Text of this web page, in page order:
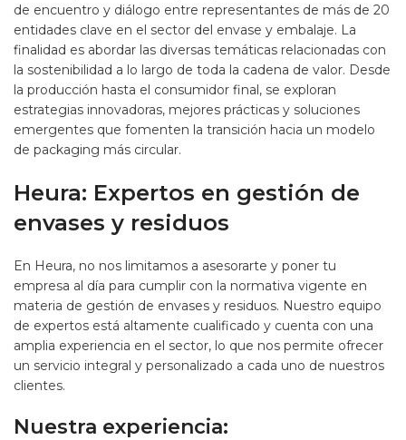
de encuentro y diálogo entre representantes de más de 20
entidades clave en el sector del envase y embalaje. La
finalidad es abordar las diversas temáticas relacionadas con
la sostenibilidad a lo largo de toda la cadena de valor. Desde
la producción hasta el consumidor final, se exploran
estrategias innovadoras, mejores prácticas y soluciones
emergentes que fomenten la transición hacia un modelo
de packaging más circular.
Heura: Expertos en gestión de
envases y residuos
En Heura, no nos limitamos a asesorarte y poner tu
empresa al día para cumplir con la normativa vigente en
materia de gestión de envases y residuos. Nuestro equipo
de expertos está altamente cualificado y cuenta con una
amplia experiencia en el sector, lo que nos permite ofrecer
un servicio integral y personalizado a cada uno de nuestros
clientes.
Nuestra experiencia: